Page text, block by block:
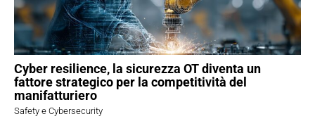
Cyber resilience, la sicurezza OT diventa un
fattore strategico per la competitività del
manifatturiero
Safety e Cybersecurity